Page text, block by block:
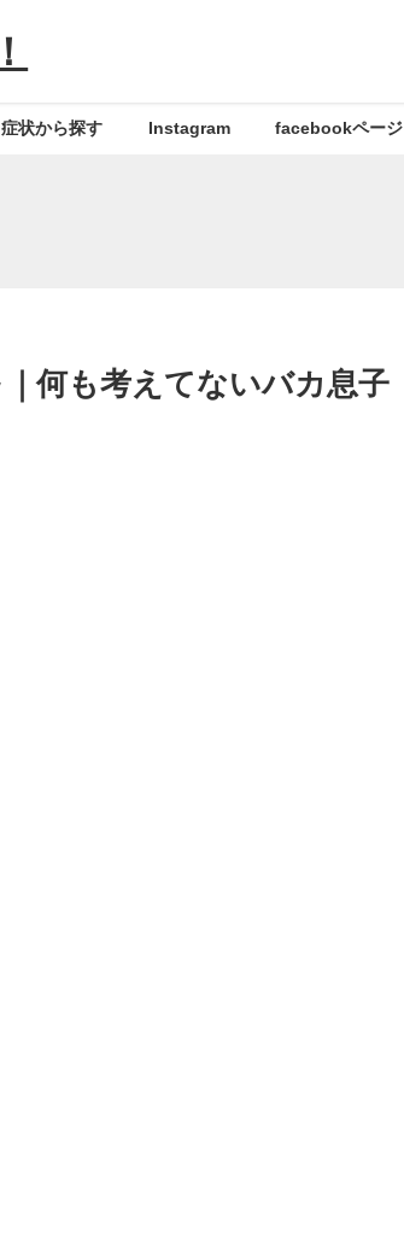
症状から探す Instagram facebookページ
何も考えてないバカ息子